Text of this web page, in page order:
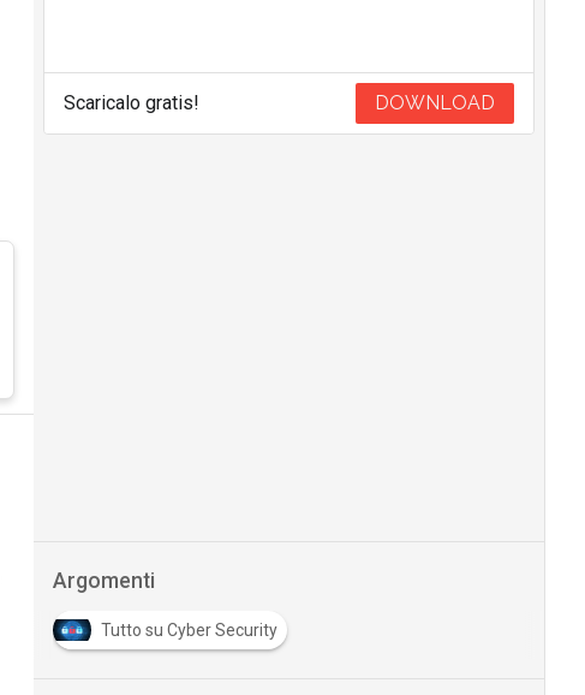
Scaricalo gratis! DOWNLOAD
Argomenti
Tutto su Cyber Security